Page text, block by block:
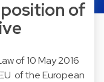
of
of 10 May 2016
of the European